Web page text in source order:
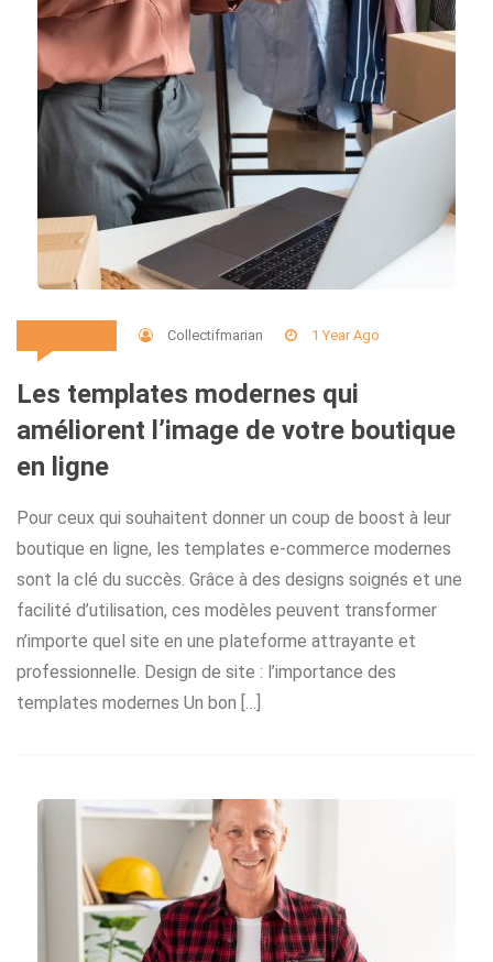
Collectifmarian 1 Year Ago
Les templates modernes qui
améliorent l’image de votre boutique
en ligne
Pour ceux qui souhaitent donner un coup de boost à leur
boutique en ligne, les templates e-commerce modernes
sont la clé du succès. Grâce à des designs soignés et une
facilité d’utilisation, ces modèles peuvent transformer
n’importe quel site en une plateforme attrayante et
professionnelle. Design de site : l’importance des
templates modernes Un bon […]